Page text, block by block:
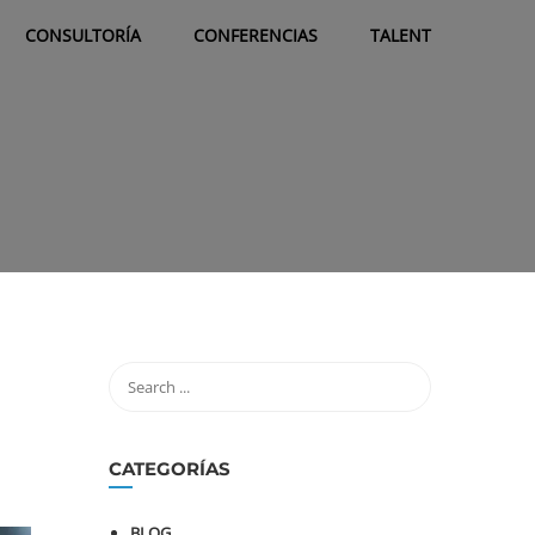
CONSULTORÍA CONFERENCIAS TALENT
CATEGORÍAS